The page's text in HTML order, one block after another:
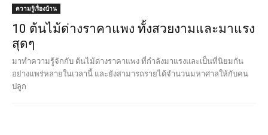
ความรู้เรื่องบ้าน
10 ต้นไม้ด่างราคาแพง ทั้งสวยงามและมาแรง
สุดๆ
มาทำความรู้จักกับ ต้นไม้ด่างราคาแพง ที่กำลังมาแรงและเป็นที่นิยมกัน
อย่างแพร่หลายในเวลานี้ และยังสามารถรายได้จำนวนมหาศาลให้กับคน
ปลูก